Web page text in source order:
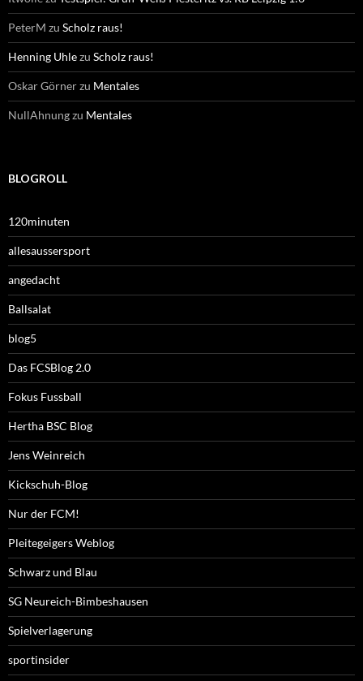
PeterM zu Scholz raus!
Henning Uhlezu Scholz raus!
Oskar Görnerzu Mentales
NullAhnungzu Mentales
BLOGROLL
120minuten
allesaussersport
angedacht
Ballsalat
blog5
Das FCSBlog 2.0
Fokus Fussball
Hertha BSC Blog
Jens Weinreich
Kickschuh-Blog
Nur der FCM!
Pleitegeigers Weblog
Schwarz und Blau
SG Neureich-Bimbeshausen
Spielverlagerung
sportinsider